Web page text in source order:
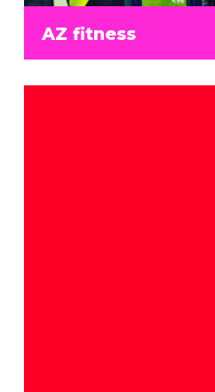
AZ fitness